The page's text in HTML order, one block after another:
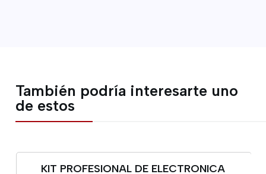
También podría interesarte uno
de estos
KIT PROFESIONAL DE ELECTRONICA